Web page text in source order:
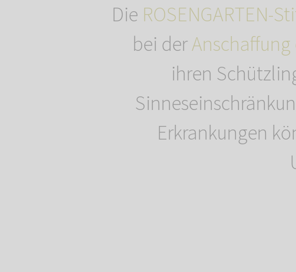
Die ROSENGARTEN-
bei der
ihren
Erkrankungen